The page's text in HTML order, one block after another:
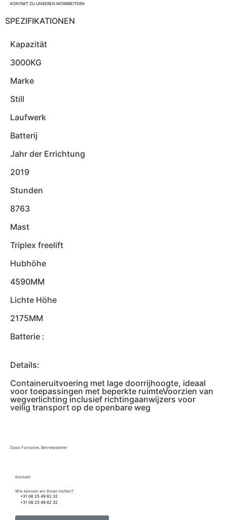
KONTAKT ZU UNSEREN MITARBEITERN
SPEZIFIKATIONEN
Kapazität
3000KG
Marke
Still
Laufwerk
Batterij
Jahr der Errichtung
2019
Stunden
8763
Mast
Triplex freelift
Hubhöhe
4590MM
Lichte Höhe
2175MM
Batterie :
Details:
Containeruitvoering met lage doorrijhoogte, ideaal
voor toepassingen met beperkte ruimteVoorzien van
wegverlichting inclusief richtingaanwijzers voor
veilig transport op de openbare weg
Dyon Fontaine, Betriebsleiter
Kontakt
Wie können wir Ihnen helfen?
+31 06 25 49 62 32
+31 06 25 49 62 32